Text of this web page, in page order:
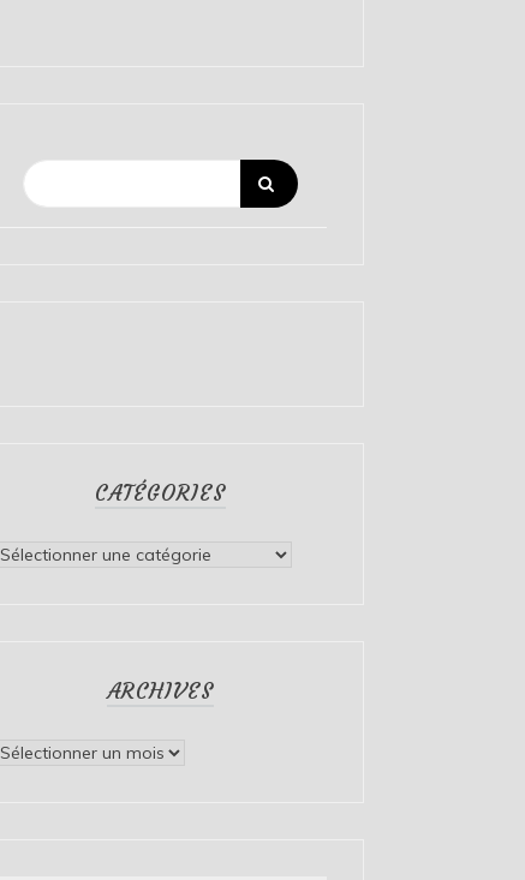
CATÉGORIES
Catégories
ARCHIVES
Archives